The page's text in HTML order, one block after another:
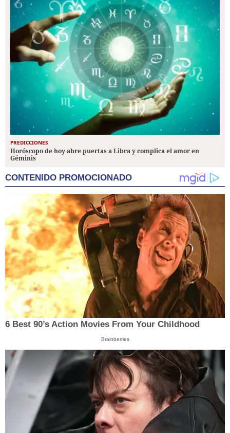
PREDICCIONES
Horóscopo de hoy abre puertas a Libra y complica el amor en
Géminis
CONTENIDO PROMOCIONADO
6 Best 90’s Action Movies From Your Childhood
Brainberries